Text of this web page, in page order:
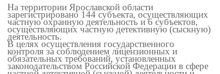
На территории Ярославской области
зарегистрировано 144 субъекта, осуществляющих
частную охранную деятельность и 6 субъектов,
осуществляющих частную детективную (сыскную)
деятельность.
В целях осуществления государственного
контроля за соблюдением лицензионных и
обязательных требований, установленных
законодательством Российской Федерации в сфере